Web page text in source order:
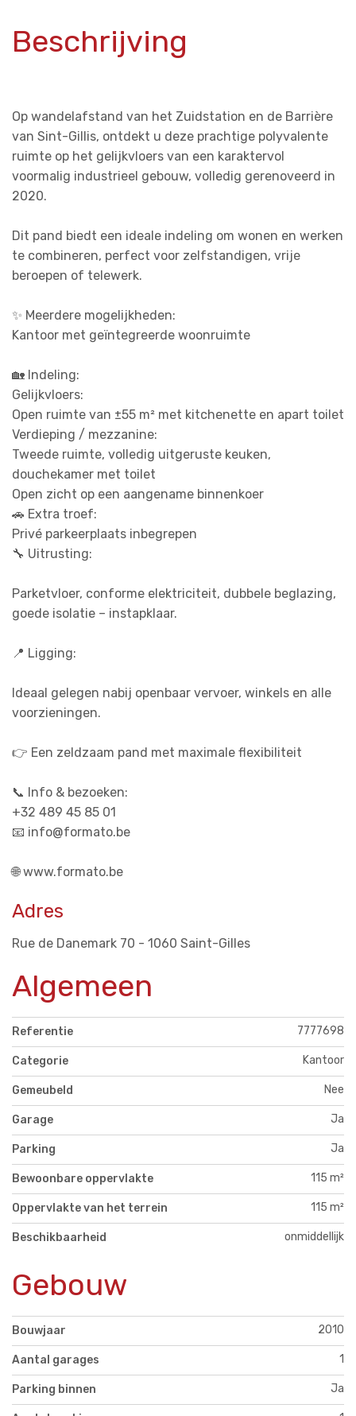
Beschrijving
Op wandelafstand van het Zuidstation en de Barrière
van Sint-Gillis, ontdekt u deze prachtige polyvalente
ruimte op het gelijkvloers van een karaktervol
voormalig industrieel gebouw, volledig gerenoveerd in
2020.
Dit pand biedt een ideale indeling om wonen en werken
te combineren, perfect voor zelfstandigen, vrije
beroepen of telewerk.
✨ Meerdere mogelijkheden:
Kantoor met geïntegreerde woonruimte
🏡 Indeling:
Gelijkvloers:
Open ruimte van ±55 m² met kitchenette en apart toilet
Verdieping / mezzanine:
Tweede ruimte, volledig uitgeruste keuken,
douchekamer met toilet
Open zicht op een aangename binnenkoer
🚗 Extra troef:
Privé parkeerplaats inbegrepen
🔧 Uitrusting:
Parketvloer, conforme elektriciteit, dubbele beglazing,
goede isolatie – instapklaar.
📍 Ligging:
Ideaal gelegen nabij openbaar vervoer, winkels en alle
voorzieningen.
👉 Een zeldzaam pand met maximale flexibiliteit
📞 Info & bezoeken:
+32 489 45 85 01
📧 info@formato.be
🌐 www.formato.be
Adres
Rue de Danemark 70 - 1060 Saint-Gilles
Algemeen
Referentie 7777698
Categorie Kantoor
Gemeubeld Nee
Garage Ja
Parking Ja
Bewoonbare oppervlakte 115 m²
Oppervlakte van het terrein 115 m²
Beschikbaarheid onmiddellijk
Gebouw
Bouwjaar 2010
Aantal garages 1
Parking binnen Ja